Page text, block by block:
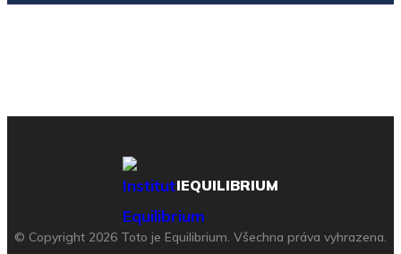
IEQUILIBRIUM
© Copyright 2026 Toto je Equilibrium. Všechna práva vyhrazena.